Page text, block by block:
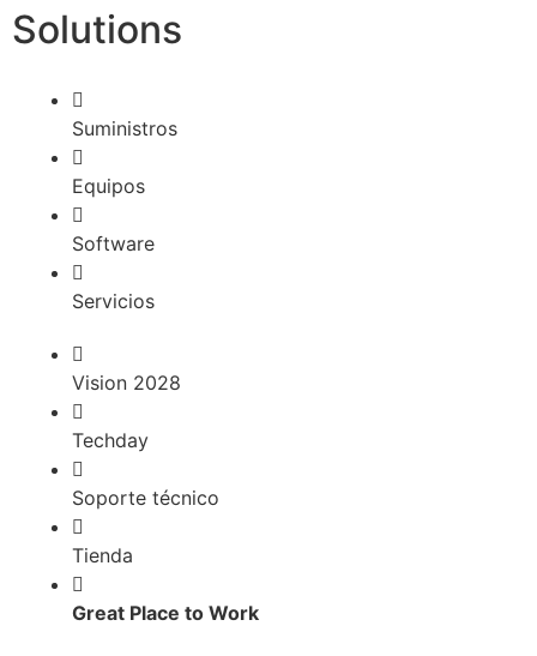
Solutions
Suministros
Equipos
Software
Servicios
Vision 2028
Techday
Soporte técnico
Tienda
Great Place to Work